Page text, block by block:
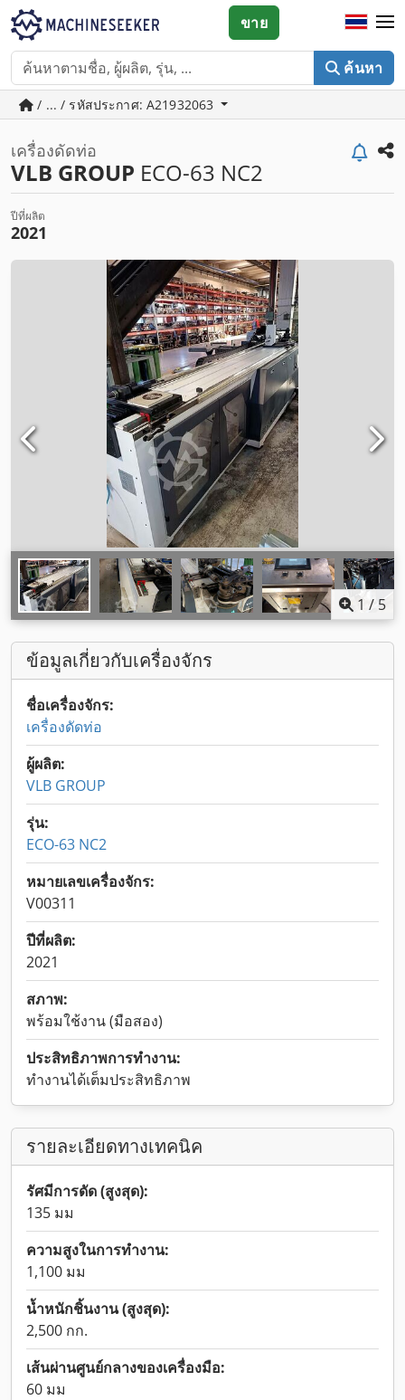
ค้นหา
ขาย
/ ... / รหัสประกาศ: A21932063
เครื่องดัดท่อ
VLB GROUP ECO-63 NC2
ปีที่ผลิต
2021
1 / 5
ข้อมูลเกี่ยวกับเครื่องจักร
ชื่อเครื่องจักร:
เครื่องดัดท่อ
ผู้ผลิต:
VLB GROUP
รุ่น:
ECO-63 NC2
หมายเลขเครื่องจักร:
V00311
ปีที่ผลิต:
2021
สภาพ:
พร้อมใช้งาน (มือสอง)
ประสิทธิภาพการทำงาน:
ทำงานได้เต็มประสิทธิภาพ
รายละเอียดทางเทคนิค
รัศมีการดัด (สูงสุด):
135 มม
ความสูงในการทำงาน:
1,100 มม
น้ำหนักชิ้นงาน (สูงสุด):
2,500 กก.
เส้นผ่านศูนย์กลางของเครื่องมือ:
60 มม